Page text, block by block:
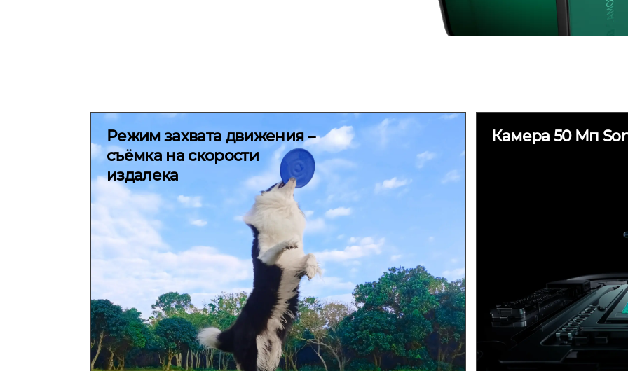
Режим захвата движения –
съёмка на скорости
издалека
Камера 50 Мп